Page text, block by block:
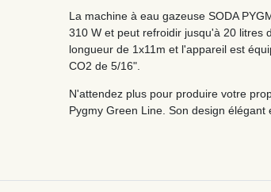
La machine à eau gazeuse SODA
310 W et peut refroidir jusqu'à 20 litres
longueur de 1x11m et l'appareil est
CO2 de 5/16".
N'attendez plus pour produire votre
Pygmy Green Line. Son design